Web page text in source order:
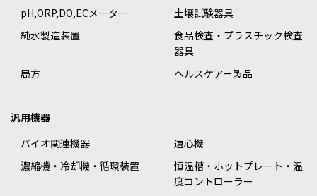
pH,ORP,DO,ECメーター
土壌試験器具
純水製造装置
食品検査・プラスチック検査
器具
局方
ヘルスケアー製品
汎用機器
バイオ関連機器
遠心機
濃縮機・冷却機・循環装置
恒温槽・ホットプレート・温
度コントローラー